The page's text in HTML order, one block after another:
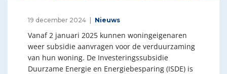
19 december 2024 Nieuws
Vanaf 2 januari 2025 kunnen woningeigenaren
weer subsidie aanvragen voor de verduurzaming
van hun woning. De Investeringssubsidie
Duurzame Energie en Energiebesparing (ISDE) is